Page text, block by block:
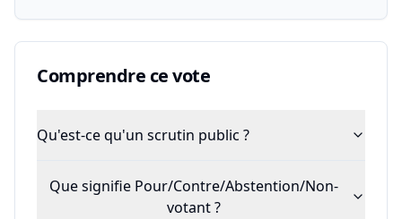
Comprendre ce vote
Qu'est-ce qu'un scrutin public ?
Que signifie Pour/Contre/Abstention/Non-
votant ?